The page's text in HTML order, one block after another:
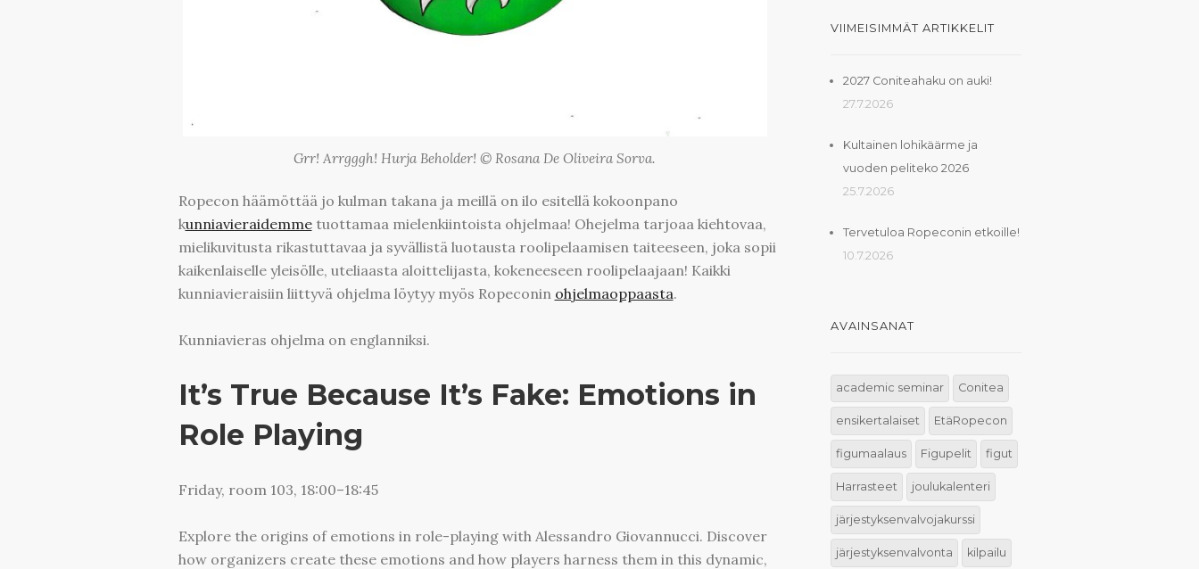
Grr! Arrgggh! Hurja Beholder! © Rosana De Oliveira Sorva.
Ropecon häämöttää jo kulman takana ja meillä on ilo esitellä kokoonpano
kunniavieraidemmetuottamaa mielenkiintoista ohjelmaa! Ohejelma tarjoaa kiehtovaa,
mielikuvitusta rikastuttavaa ja syvällistä luotausta roolipelaamisen taiteeseen, joka sopii
kaikenlaiselle yleisölle, uteliaasta aloittelijasta, kokeneeseen roolipelaajaan! Kaikki
kunniavieraisiin liittyvä ohjelma löytyy myös Ropeconin ohjelmaoppaasta.
Kunniavieras ohjelma on englanniksi.
It’s True Because It’s Fake: Emotions in
Role Playing
Friday, room 103, 18:00–18:45
Explore the origins of emotions in role-playing with Alessandro Giovannucci. Discover
how organizers create these emotions and how players harness them in this dynamic,
VIIMEISIMMÄT ARTIKKELIT
2027 Coniteahaku on auki!
27.7.2026
Kultainen lohikäärme ja
vuoden peliteko 2026
25.7.2026
Tervetuloa Ropeconin etkoille!
10.7.2026
AVAINSANAT
academic seminar Conitea
ensikertalaiset EtäRopecon
figumaalaus Figupelit figut
Harrasteet joulukalenteri
järjestyksenvalvojakurssi
järjestyksenvalvonta kilpailu